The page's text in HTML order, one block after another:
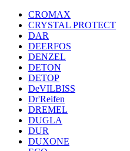
CROMAX
CRYSTAL PROTECT
DAR
DEERFOS
DENZEL
DETON
DETOP
DeVILBISS
Dr'Reifen
DREMEL
DUGLA
DUR
DUXONE